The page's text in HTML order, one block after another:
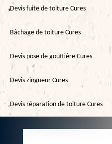
Devis fuite de toiture Cures
Bâchage de toiture Cures
Devis pose de gouttière Cures
Devis zingueur Cures
Devis réparation de toiture Cures